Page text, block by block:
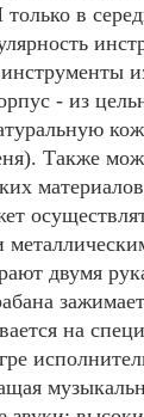
в
- из
Также
двумя
на